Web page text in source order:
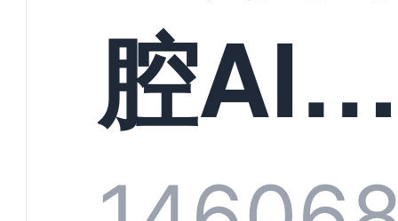
构实现
规模化
腔AI